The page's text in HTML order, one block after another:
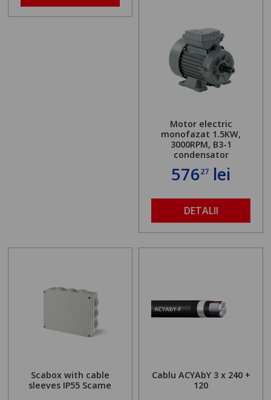
Motor electric
monofazat 1.5KW,
3000RPM, B3-1
condensator
57627 lei
DETALII
Scabox with cable
sleeves IP55 Scame
Cablu ACYAbY 3 x 240 +
120